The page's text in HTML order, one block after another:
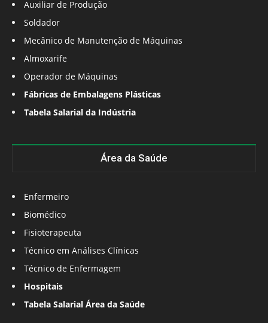
Auxiliar de Produção
Soldador
Mecânico de Manutenção de Máquinas
Almoxarife
Operador de Máquinas
Fábricas de Embalagens Plásticas
Tabela Salarial da Indústria
Área da Saúde
Enfermeiro
Biomédico
Fisioterapeuta
Técnico em Análises Clínicas
Técnico de Enfermagem
Hospitais
Tabela Salarial Área da Saúde